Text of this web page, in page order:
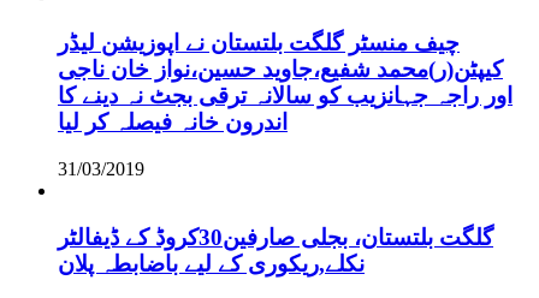
چیف منسٹر گلگت بلتستان نے اپوزیشن لیڈر
کیپٹن(ر)محمد شفیع،جاوید حسین،نواز خان ناجی
اور راجہ جہانزیب کو سالانہ ترقی بجٹ نہ دینے کا
اندرون خانہ فیصلہ کر لیا
31/03/2019
گلگت بلتستان، بجلی صارفین30کروڈ کے ڈیفالٹر
نکلے,ریکوری کے لیے باضابطہ پلان